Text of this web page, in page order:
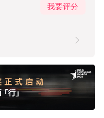
我要评分